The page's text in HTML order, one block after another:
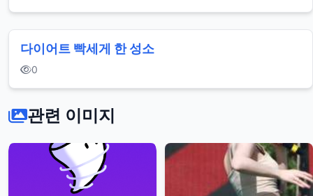
다이어트 빡세게 한 성소
0
관련 이미지